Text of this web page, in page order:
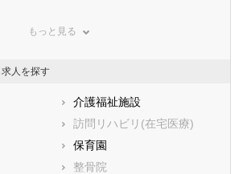
神奈川県
福井県
三重県
大阪府
もっと見る
人を探す
介護福祉施設
訪問リハビリ(在宅医療)
保育園
整骨院